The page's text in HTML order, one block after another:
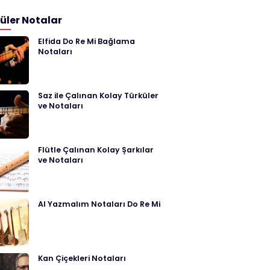
Notalar
Elfida Do Re Mi Bağlama
Notaları
Saz ile Çalınan Kolay Türküler
ve Notaları
Flütle Çalınan Kolay Şarkılar
ve Notaları
Al Yazmalım Notaları Do Re Mi
Kan Çiçekleri Notaları